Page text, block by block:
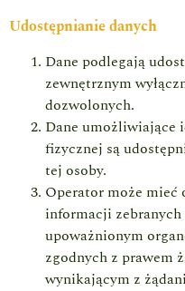
Udostępnianie danych
Dane podlegają
zewnętrznym
dozwolonych.
Dane umożliwiające
fizycznej są
tej osoby.
Operator może
informacji zebranych
upoważnionym
zgodnych z prawem
wynikającym z